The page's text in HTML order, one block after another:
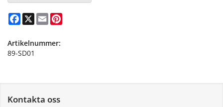
Facebook
X Email
Artikelnummer:
89-SD01
Kontakta oss